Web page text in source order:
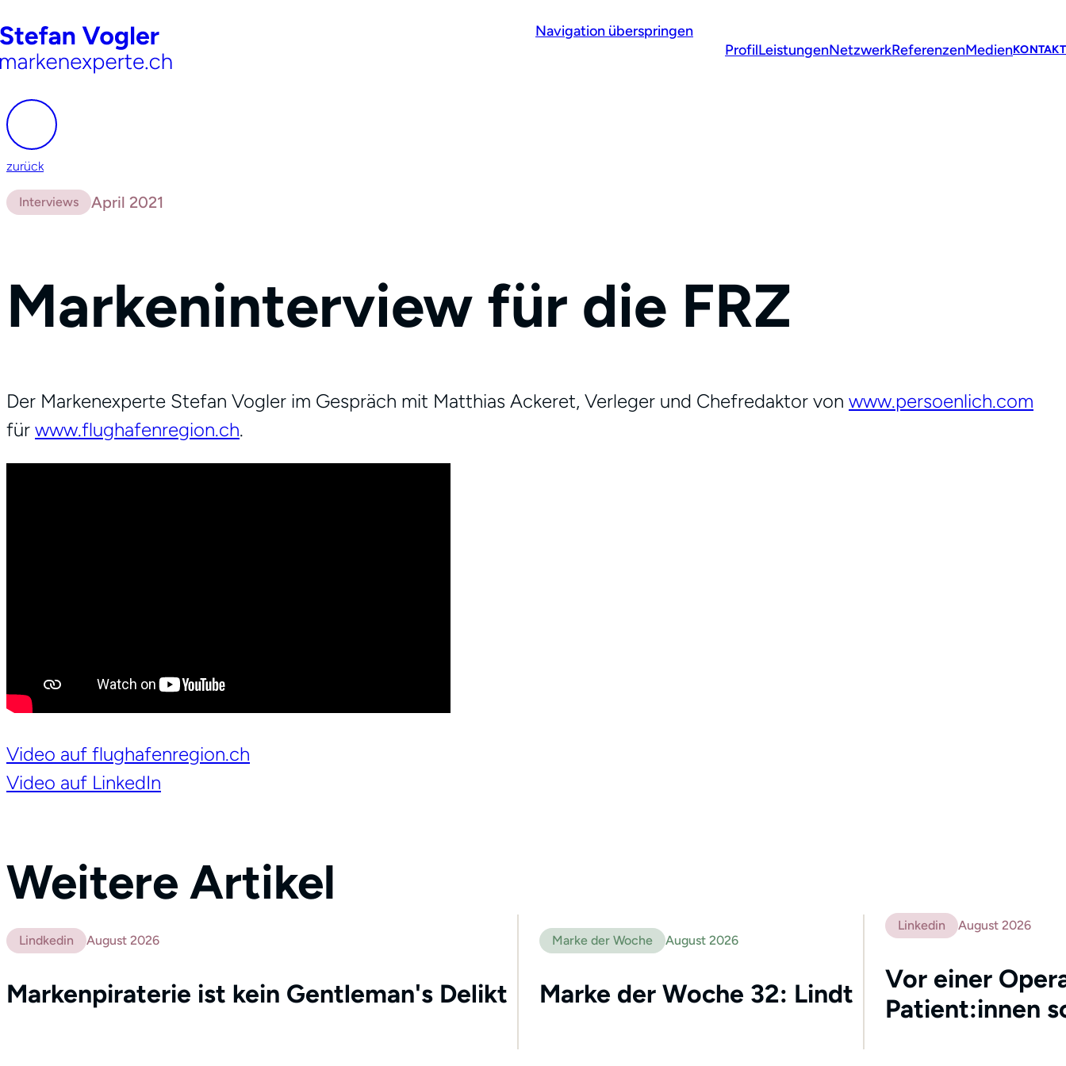
Navigation überspringen
ProfilLeistungenNetzwerkReferenzenMedienKONTAKT
zurück
Interviews April 2021
Markeninterview für die FRZ
Der Markenexperte Stefan Vogler im Gespräch mit Matthias Ackeret, Verleger und Chefredaktor von www.persoenlich.com
für www.flughafenregion.ch.
Video auf flughafenregion.ch
Video auf LinkedIn
Weitere Artikel
Lindkedin August 2026
Markenpiraterie ist kein Gentleman's Delikt
Marke der Woche August 2026
Marke der Woche 32: Lindt
Linkedin August 2026
Vor einer
Patient:innen